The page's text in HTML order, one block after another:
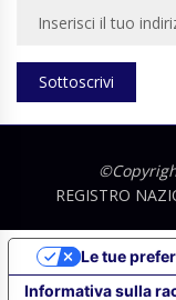
Sottoscrivi
REGISTRO
Informativa sulla
Le tue